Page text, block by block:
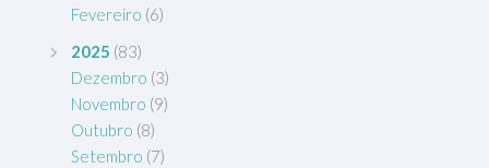
Fevereiro (6)
2025 (83)
Dezembro (3)
Novembro (9)
Outubro (8)
Setembro (7)